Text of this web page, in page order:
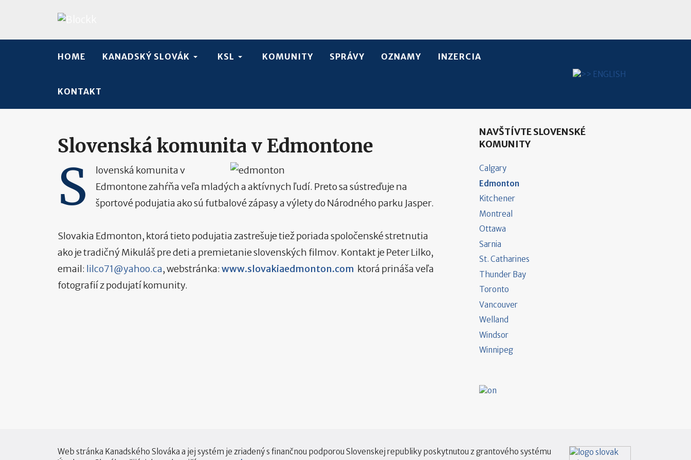
HOME KANADSKÝ SLOVÁK KSL KOMUNITY SPRÁVY OZNAMY INZERCIA
KONTAKT
Vyberte váš jazyk
Slovenská komunita v Edmontone
S
lovenská komunita v
Edmontone zahŕňa veľa mladých a aktívnych ľudí. Preto sa sústreďuje na
športové podujatia ako sú futbalové zápasy a výlety do Národného parku Jasper.
Slovakia Edmonton, ktorá tieto podujatia zastrešuje tiež poriada spoločenské stretnutia
ako je tradičný Mikuláš pre deti a premietanie slovenských filmov. Kontakt je Peter Lilko,
email: lilco71@yahoo.ca, webstránka: www.slovakiaedmonton.com ktorá prináša veľa
fotografií z podujatí komunity.
NAVŠTÍVTE SLOVENSKÉ
KOMUNITY
Calgary
Edmonton
Kitchener
Montreal
Ottawa
Sarnia
St. Catharines
Thunder Bay
Toronto
Vancouver
Welland
Windsor
Winnipeg
Web stránka Kanadského Slováka a jej systém je zriadený s finančnou podporou Slovenskej republiky poskytnutou z grantového systému